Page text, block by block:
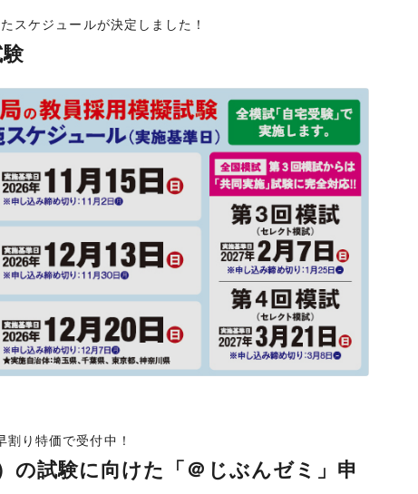
スケジュールが決定しました！
り特価で受付中！
の試験に向けた「＠じぶんゼミ」申